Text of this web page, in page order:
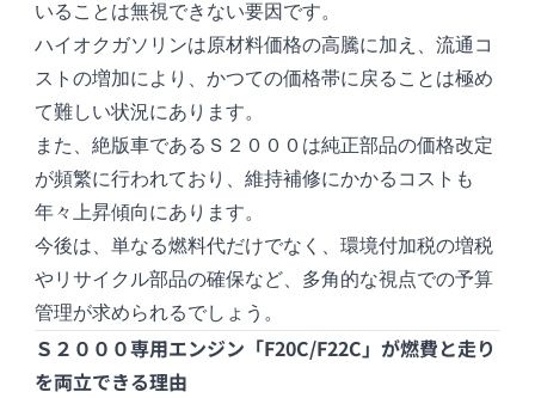
いることは無視できない要因です。
ハイオクガソリンは原材料価格の高騰に加え、流通コ
ストの増加により、かつての価格帯に戻ることは極め
て難しい状況にあります。
また、絶版車であるＳ２０００は純正部品の価格改定
が頻繁に行われており、維持補修にかかるコストも
年々上昇傾向にあります。
今後は、単なる燃料代だけでなく、環境付加税の増税
やリサイクル部品の確保など、多角的な視点での予算
管理が求められるでしょう。
Ｓ２０００専用エンジン「F20C/F22C」が燃費と走り
を両立できる理由